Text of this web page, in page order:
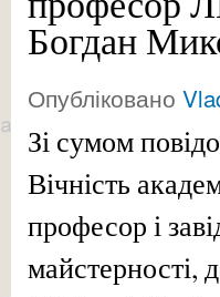
Богдан
Опубліковано
Зі сумом
Вічність
професор і
майстерності,